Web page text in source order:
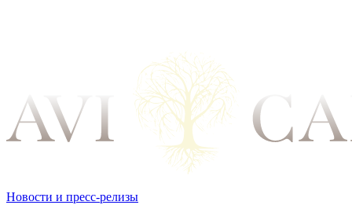
Новости и пресс-релизы